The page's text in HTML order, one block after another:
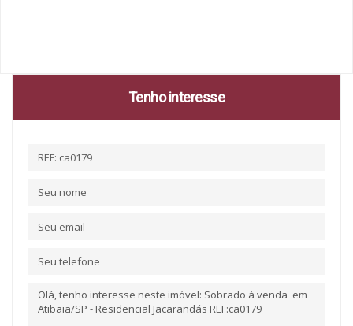
Tenho interesse